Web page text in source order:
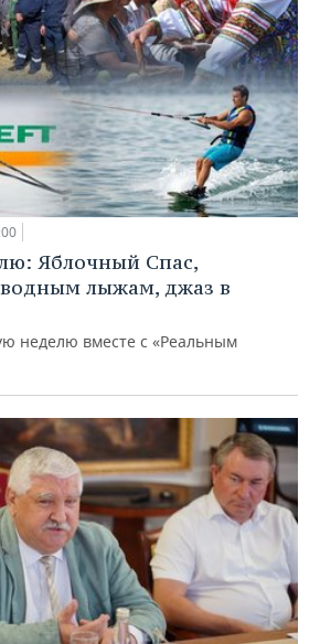
Яблочный Спас,
лыжам, джаз в
неделю вместе с «Реальным